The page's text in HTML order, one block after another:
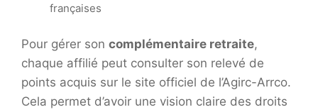
françaises
Pour gérer son complémentaire retraite,
chaque affilié peut consulter son relevé de
points acquis sur le site officiel de l’Agirc-Arrco.
Cela permet d’avoir une vision claire des droits